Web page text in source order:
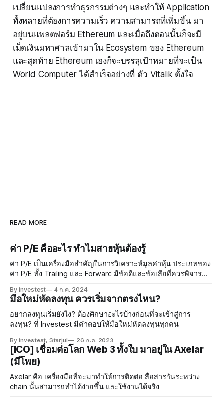
เปลี่ยนแปลงการทำธุรกรรมต่างๆ และทำให้ Application
ทั้งหลายที่ต้องการความเร็ว ความสามารถที่เพิ่มขึ้น มา
อยู่บนแพลตฟอร์ม Ethereum และเมื่อถึงตอนนั้นก็จะมี
เม็ดเงินมหาศาลเข้ามาใน Ecosystem ของ Ethereum
และสุดท้าย Ethereum เองก็จะบรรลุเป้าหมายที่จะเป็น
World Computer ได้สำเร็จอย่างที่ ตัว Vitalik ตั้งใจ
READ MORE
ค่า P/E คืออะไร ทำไมสายหุ้นต้องรู้
ค่า P/E เป็นเครื่องมือสำคัญในการวิเคราะห์มูลค่าหุ้น ประเภทของ
ค่า P/E ทั้ง Trailing และ Forward มีข้อดีและข้อเสียที่ควรพิจารณา
ซ้อนสามารถเสริมสร้างความมั่นใจในการลงทุน การบริหารความ
เสี่ยงเป็นสิ่งจำเป็นในการปกป้องผลประโยชน์ของนักลงทุน
By investest 4 ก.ค. 2024
มือใหม่หัดลงทุน ควรเริ่มจากตรงไหน?
อยากลงทุนเริ่มยังไง? ต้องศึกษาอะไรบ้างก่อนที่จะเข้าสู่การ
ลงทุน? ที่ Investest มีคำตอบให้มือใหม่หัดลงทุนทุกคน
By investest, Starjul 26 ธ.ค. 2023
[ICO] เชื่อมต่อโลก Web 3 ทั้งใบ มาอยู่ใน Axelar
(มีโพย)
Axelar คือ เครื่องมือที่จะมาทำให้การติดต่อ สื่อสารกันระหว่าง
chain นั้นสามารถทำได้ง่ายขึ้น และใช้งานได้จริง